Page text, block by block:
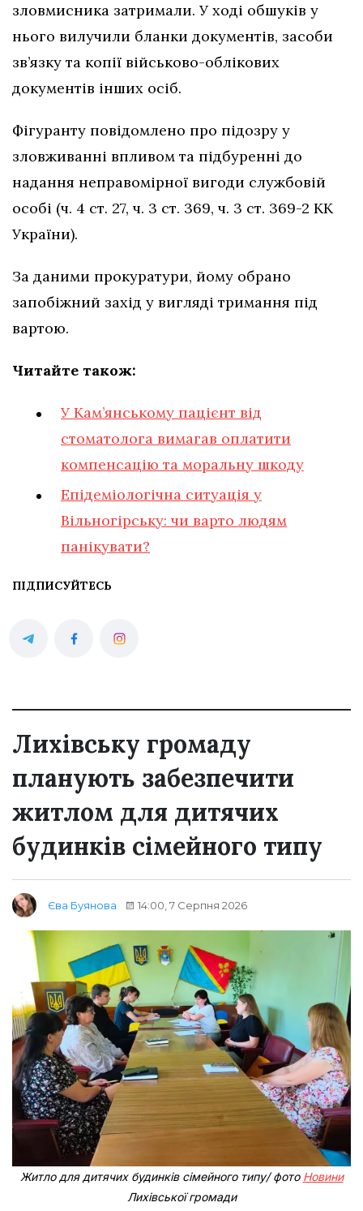
зловмисника затримали. У ході обшуків у
нього вилучили бланки документів, засоби
зв’язку та копії військово-облікових
документів інших осіб.
Фігуранту повідомлено про підозру у
зловживанні впливом та підбуренні до
надання неправомірної вигоди службовій
особі (ч. 4 ст. 27, ч. 3 ст. 369, ч. 3 ст. 369-2 КК
України).
За даними прокуратури, йому обрано
запобіжний захід у вигляді тримання під
вартою.
Читайте також:
У Кам’янському пацієнт від
стоматолога вимагав оплатити
компенсацію та моральну шкоду
Епідеміологічна ситуація у
Вільногірську: чи варто людям
панікувати?
ПІДПИСУЙТЕСЬ
Лихівську громаду
планують забезпечити
житлом для дитячих
будинків сімейного типу
Єва Буянова 14:00, 7 Серпня 2026
Житло для дитячих будинків сімейного типу/ фото Новини
Лихівської громади